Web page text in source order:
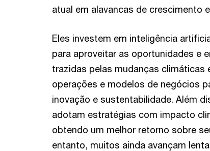
atual em alavancas de crescimento
Eles investem em inteligência
para aproveitar as oportunidades e
trazidas pelas mudanças climáticas
operações e modelos de negócios
inovação e sustentabilidade. Além
adotam estratégias com impacto
obtendo um melhor retorno sobre
entanto, muitos ainda avançam